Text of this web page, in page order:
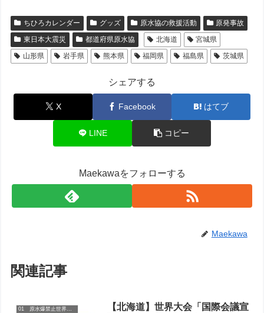
ちひろカレンダー グッズ 原水協の救援活動
原発事故
東日本大震災
都道府県原水協 北海道
宮城県
山形県
岩手県 熊本県 福岡県 福島県 茨城県
シェアする
X Facebook はてブ
LINE コピー
Maekawaをフォローする
Maekawa
関連記事
01 原水爆禁止世界大会
【北海道】世界大会「国際会議宣